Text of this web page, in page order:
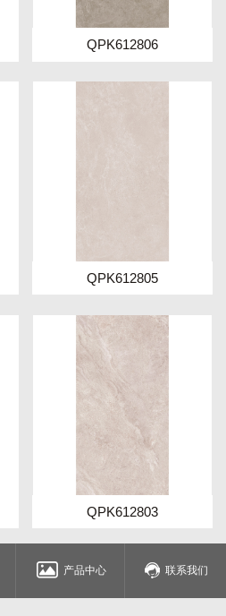
QPK612806
QPK612805
QPK612803
下一页
产品中心 联系我们